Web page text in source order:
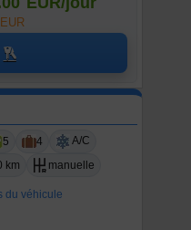
5 4
A/C
km
manuelle
du véhicule